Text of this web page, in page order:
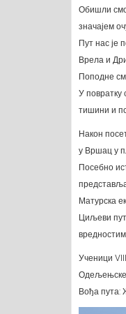
Обишли
значајем
Пут нас је
Врела и
Поподне
У повратку
тишини и
Након
у Вршац у
Посебно
Матурска
Циљеви
Ученици
Одељењске
Вођа